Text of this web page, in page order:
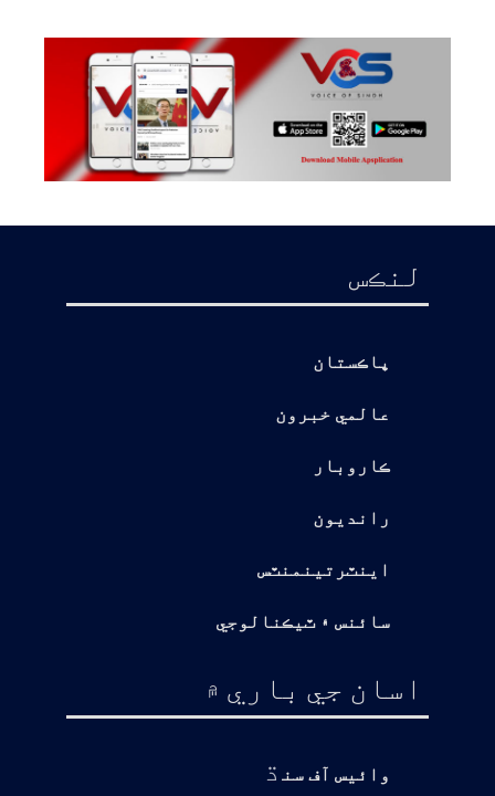
لنڪس
پاڪستان
عالمي خبرون
ڪاروبار
رانديون
اينٽرتينمنٽس
سائنس ۽ ٽيڪنالوجي
اسان جي باري ۾
وائيس آف سن ڌ